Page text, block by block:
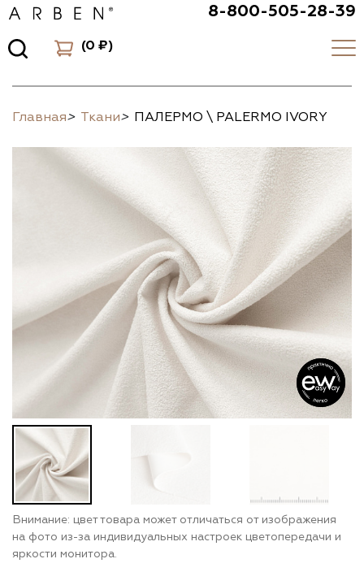
8-800-505-28-39
(0 ₽)
Главная> Ткани> ПАЛЕРМО \ PALERMO IVORY
Внимание: цвет товара может отличаться от изображения
на фото из-за индивидуальных настроек цветопередачи и
яркости монитора.